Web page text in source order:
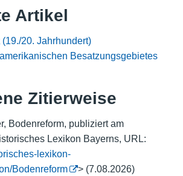
Artikel
20. Jahrhundert)
Besatzungsgebietes
Zitierweise
Bodenreform, publiziert am
Lexikon Bayerns, URL:
lexikon-
Bodenreform
> (7.08.2026)